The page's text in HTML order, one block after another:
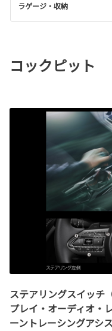
ラゲージ・収納
コックピット
ステアリングスイッチ
プレイ・オーディオ・
ーントレーシングアシ